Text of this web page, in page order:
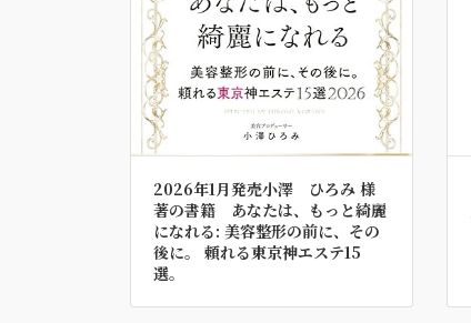
2026年1月発売小澤 ひろみ 様
著の書籍 あなたは、もっと綺麗
になれる: 美容整形の前に、その
後に。 頼れる東京神エステ15
選。